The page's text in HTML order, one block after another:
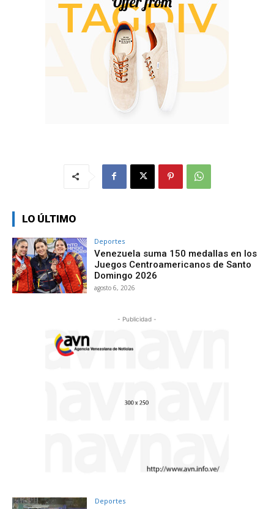
LO ÚLTIMO
Deportes
Venezuela suma 150 medallas en los
Juegos Centroamericanos de Santo
Domingo 2026
agosto 6, 2026
- Publicidad -
Deportes